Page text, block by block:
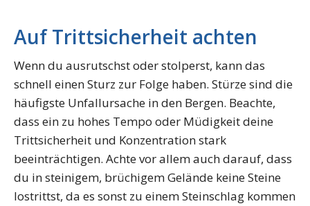
Auf Trittsicherheit achten
Wenn du ausrutschst oder stolperst, kann das
schnell einen Sturz zur Folge haben. Stürze sind die
häufigste Unfallursache in den Bergen. Beachte,
dass ein zu hohes Tempo oder Müdigkeit deine
Trittsicherheit und Konzentration stark
beeinträchtigen. Achte vor allem auch darauf, dass
du in steinigem, brüchigem Gelände keine Steine
lostrittst, da es sonst zu einem Steinschlag kommen